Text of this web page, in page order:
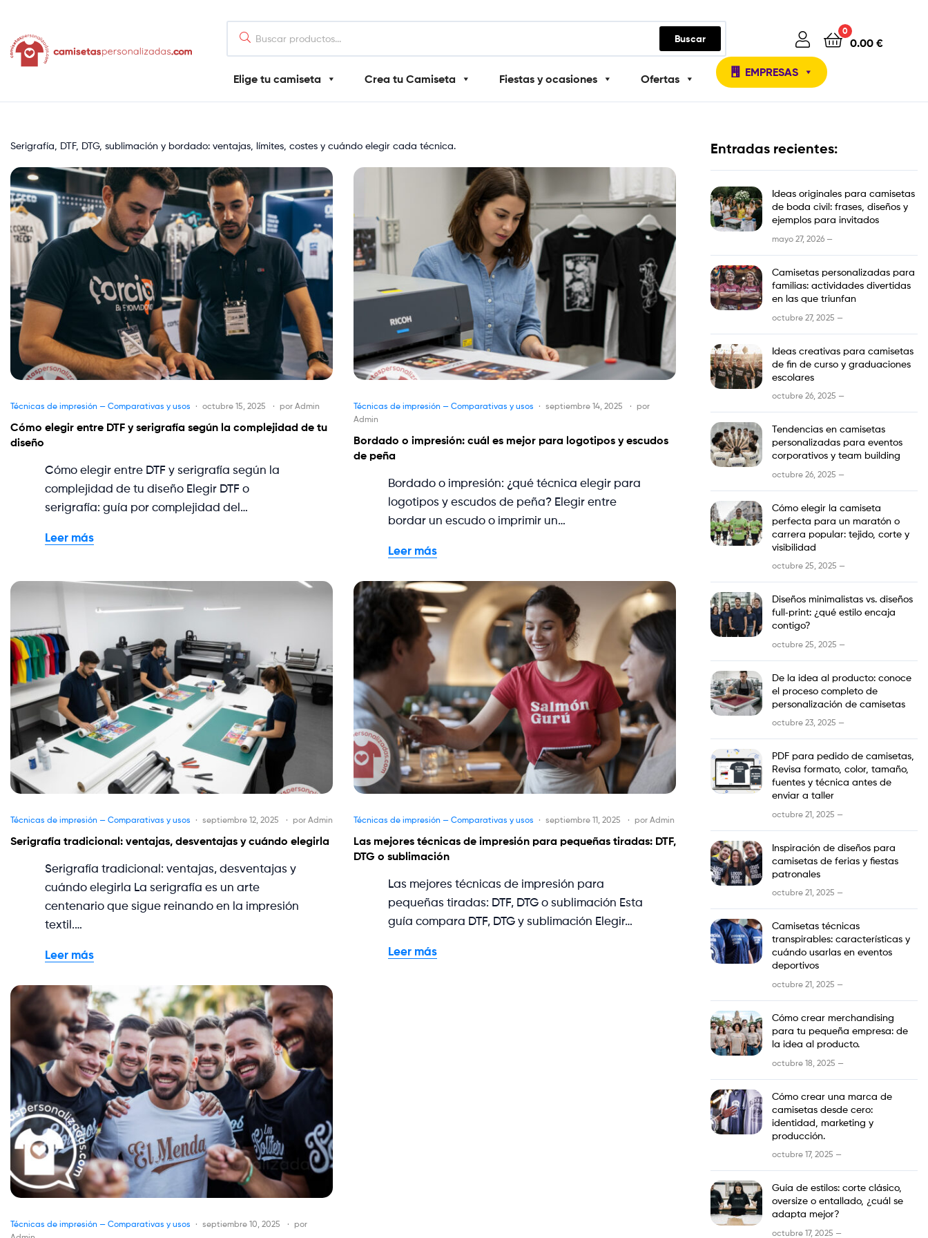
Buscar
0
0.00 €
Elige tu camiseta Crea tu Camiseta Fiestas y ocasiones Ofertas EMPRESAS
Serigrafía, DTF, DTG, sublimación y bordado: ventajas, límites, costes y cuándo elegir cada técnica.
Técnicas de impresión — Comparativas y usos octubre 15, 2025 por Admin
Cómo elegir entre DTF y serigrafía según la complejidad de tu
diseño
Cómo elegir entre DTF y serigrafía según la
complejidad de tu diseño Elegir DTF o
serigrafía: guía por complejidad del…
Leer más
Técnicas de impresión — Comparativas y usos septiembre 14, 2025
por
Admin
Bordado o impresión: cuál es mejor para logotipos y escudos
de peña
Bordado o impresión: ¿qué técnica elegir para
logotipos y escudos de peña? Elegir entre
bordar un escudo o imprimir un…
Leer más
Técnicas de impresión — Comparativas y usos septiembre 12, 2025 por Admin
Serigrafía tradicional: ventajas, desventajas y cuándo elegirla
Serigrafía tradicional: ventajas, desventajas y
cuándo elegirla La serigrafía es un arte
centenario que sigue reinando en la impresión
textil.…
Leer más
Técnicas de impresión — Comparativas y usos septiembre 11, 2025 por Admin
Las mejores técnicas de impresión para pequeñas tiradas: DTF,
DTG o sublimación
Las mejores técnicas de impresión para
pequeñas tiradas: DTF, DTG o sublimación Esta
guía compara DTF, DTG y sublimación Elegir…
Leer más
Técnicas de impresión — Comparativas y usos septiembre 10, 2025
por
Entradas recientes:
Ideas originales para camisetas
de boda civil: frases, diseños y
ejemplos para invitados
mayo 27, 2026 —
Camisetas personalizadas para
familias: actividades divertidas
en las que triunfan
octubre 27, 2025 —
Ideas creativas para camisetas
de fin de curso y graduaciones
escolares
octubre 26, 2025 —
Tendencias en camisetas
personalizadas para eventos
corporativos y team building
octubre 26, 2025 —
Cómo elegir la camiseta
perfecta para un maratón o
carrera popular: tejido, corte y
visibilidad
octubre 25, 2025 —
Diseños minimalistas vs. diseños
full‑print: ¿qué estilo encaja
contigo?
octubre 25, 2025 —
De la idea al producto: conoce
el proceso completo de
personalización de camisetas
octubre 23, 2025 —
PDF para pedido de camisetas,
Revisa formato, color, tamaño,
fuentes y técnica antes de
enviar a taller
octubre 21, 2025 —
Inspiración de diseños para
camisetas de ferias y fiestas
patronales
octubre 21, 2025 —
Camisetas técnicas
transpirables: características y
cuándo usarlas en eventos
deportivos
octubre 21, 2025 —
Cómo crear merchandising
para tu pequeña empresa: de
la idea al producto.
octubre 18, 2025 —
Cómo crear una marca de
camisetas desde cero:
identidad, marketing y
producción.
octubre 17, 2025 —
Guía de estilos: corte clásico,
oversize o entallado, ¿cuál se
adapta mejor?
octubre 17, 2025 —